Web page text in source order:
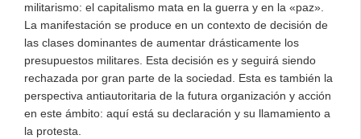
militarismo: el capitalismo mata en la guerra y en la «paz».
La manifestación se produce en un contexto de decisión de
las clases dominantes de aumentar drásticamente los
presupuestos militares. Esta decisión es y seguirá siendo
rechazada por gran parte de la sociedad. Esta es también la
perspectiva antiautoritaria de la futura organización y acción
en este ámbito: aquí está su declaración y su llamamiento a
la protesta.